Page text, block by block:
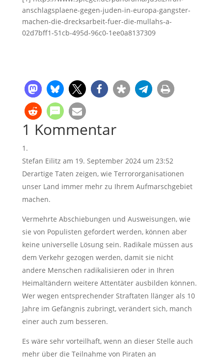
anschlagsplaene-gegen-juden-in-europa-gangster-
machen-die-drecksarbeit-fuer-die-mullahs-a-
02d7bff1-51cb-495d-96c0-1ee0a8137309
1 Kommentar
Stefan Eilitz am 19. September 2024 um 23:52
Derartige Taten zeigen, wie Terrororganisationen
unser Land immer mehr zu Ihrem Aufmarschgebiet
machen.
Vermehrte Abschiebungen und Ausweisungen, wie
sie von Populisten gefordert werden, können aber
keine universelle Lösung sein. Radikale müssen aus
dem Verkehr gezogen werden, damit sie nicht
andere Menschen radikalisieren oder in Ihren
Heimaltändern weitere Attentäter ausbilden können.
Wer wegen entsprechender Straftaten llänger als 10
Jahre im Gefängnis zubringt, verändert sich, manch
einer auch zum besseren.
Es wäre sehr vorteilhaft, wenn an dieser Stelle auch
mehr über die Teilnahme von Piraten an